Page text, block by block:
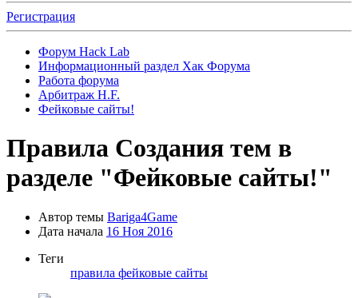
Регистрация
Форум Hack Lab
Информационный раздел Хак Форума
Работа форума
Арбитраж H.F.
Фейковые сайты!
Правила Создания тем в
разделе "Фейковые сайты!"
Автор темы Bariga4Game
Дата начала 16 Ноя 2016
Теги
правила фейковые сайты